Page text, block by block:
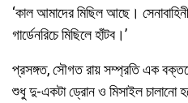
‘কাল আমাদের মিছিল আছে।
গার্ডেনরিচে মিছিলে হাঁটব।’
প্রসঙ্গত, সৌগত রায় সম্প্রতি এক
শুধু দু-একটা ড্রোন ও মিসাইল চালানো